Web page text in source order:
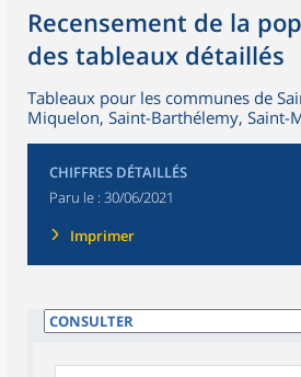
Recensement de la
des tableaux détaillés
Tableaux pour les communes de
Miquelon, Saint-Barthélemy, Saint-
CHIFFRES DÉTAILLÉS
Paru le : 30/06/2021
Imprimer